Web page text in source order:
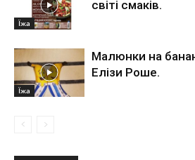
Їжа
світі смаків.
Їжа
Малюнки на
Елізи Роше.